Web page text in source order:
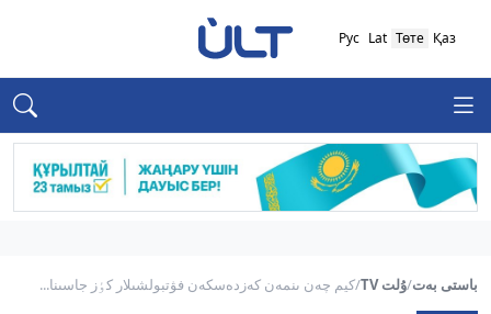
Қаз
Төте
Lat
Рус
باستى بەت/ۇلت TV /كيم چەن ىنمەن كەزدەسكەن فۋتبولشىلار كٶز جاسىنا...